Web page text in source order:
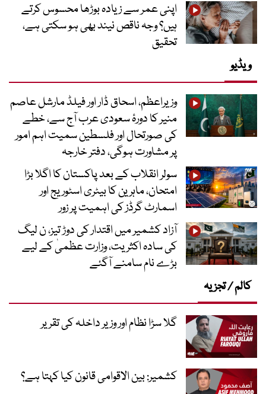
اپنی عمر سے زیادہ بوڑھا محسوس کرتے
ہیں؟ وجہ ناقص نیند بھی ہو سکتی ہے،
تحقیق
ویڈیو
وزیراعظم، اسحاق ڈار اور فیلڈ مارشل عاصم
منیر کا دورۂ سعودی عرب آج سے، خطے
کی صورتحال اور فلسطین سمیت اہم امور
پر مشاورت ہوگی، دفتر خارجہ
سولر انقلاب کے بعد پاکستان کا اگلا بڑا
امتحان، ماہرین کا بیٹری اسٹوریج اور
اسمارٹ گرڈز کی اہمیت پر زور
آزاد کشمیر میں اقتدار کی دوڑ تیز، ن لیگ
کی سادہ اکثریت، وزارت عظمیٰ کے لیے
بڑے نام سامنے آگئے
کالم / تجزیہ
گلا سڑا نظام اور وزیر داخلہ کی تقریر
کشمیر: بین الاقوامی قانون کیا کہتا ہے؟